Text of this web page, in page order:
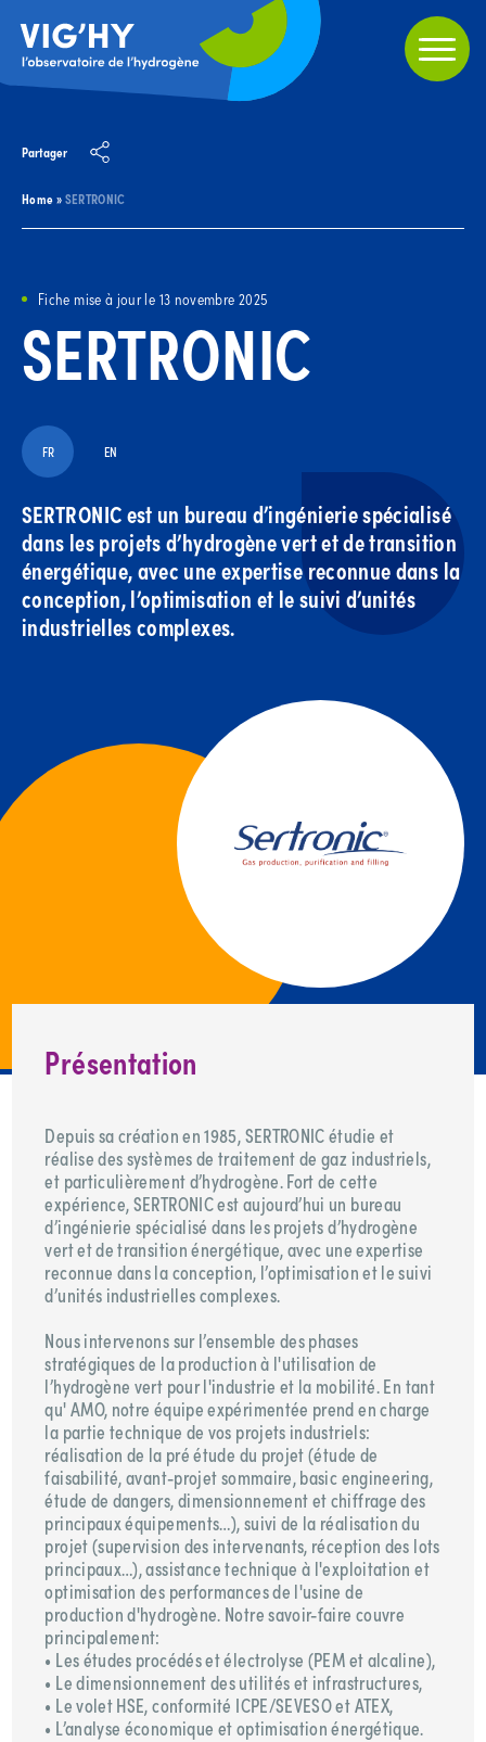
Home»SERTRONIC
Partager
Fiche mise à jour le 13 novembre 2025
SERTRONIC
FR EN
SERTRONIC est un bureau d’ingénierie spécialisé
dans les projets d’hydrogène vert et de transition
énergétique, avec une expertise reconnue dans la
conception, l’optimisation et le suivi d’unités
industrielles complexes.
Présentation
Depuis sa création en 1985, SERTRONIC étudie et
réalise des systèmes de traitement de gaz industriels,
et particulièrement d’hydrogène. Fort de cette
expérience, SERTRONIC est aujourd’hui un bureau
d’ingénierie spécialisé dans les projets d’hydrogène
vert et de transition énergétique, avec une expertise
reconnue dans la conception, l’optimisation et le suivi
d’unités industrielles complexes.
Nous intervenons sur l’ensemble des phases
stratégiques de la production à l'utilisation de
l’hydrogène vert pour l'industrie et la mobilité. En tant
qu' AMO, notre équipe expérimentée prend en charge
la partie technique de vos projets industriels:
réalisation de la pré étude du projet (étude de
faisabilité, avant-projet sommaire, basic engineering,
étude de dangers, dimensionnement et chiffrage des
principaux équipements…), suivi de la réalisation du
projet (supervision des intervenants, réception des lots
principaux…), assistance technique à l'exploitation et
optimisation des performances de l'usine de
production d'hydrogène. Notre savoir-faire couvre
principalement:
• Les études procédés et électrolyse (PEM et alcaline),
• Le dimensionnement des utilités et infrastructures,
• Le volet HSE, conformité ICPE/SEVESO et ATEX,
• L’analyse économique et optimisation énergétique.